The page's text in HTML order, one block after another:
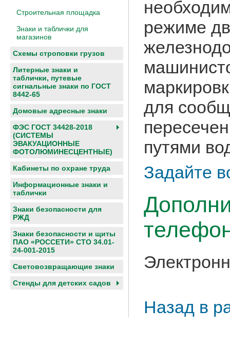
Строительная площадка
Знаки и таблички для
магазинов
Схемы строповки грузов
Литерные знаки и
таблички, путевые
сигнальные знаки по ГОСТ
8442-65
Домовые адресные знаки
ФЭС ГОСТ 34428-2018
(СИСТЕМЫ
ЭВАКУАЦИОННЫЕ
ФОТОЛЮМИНЕСЦЕНТНЫЕ)
Кабинеты по охране труда
Информационные знаки и
таблички
Знаки безопасности для
РЖД
Знаки безопасности и щиты
ПАО «РОССЕТИ» СТО 34.01-
24-001-2015
Световозвращающие знаки
Cтенды для детских садов
режиме
для
путями
Задайте
Назад в